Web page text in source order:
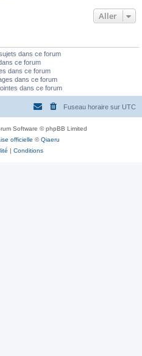
Aller
dans ce forum
ce forum
dans ce forum
dans ce forum
dans ce forum
Fuseau horaire sur UTC
Software © phpBB Limited
officielle ©Qiaeru
| Conditions